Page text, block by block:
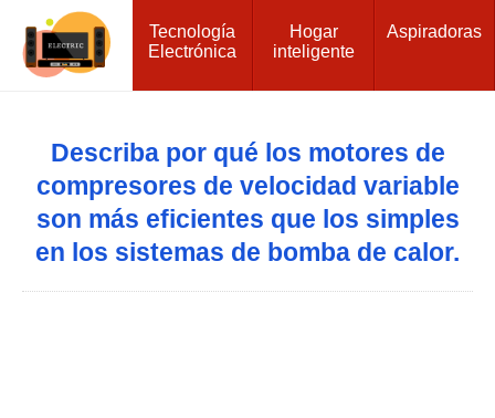
Tecnología
Electrónica
Hogar
inteligente
Aspiradoras
Describa por qué los motores de
compresores de velocidad variable
son más eficientes que los simples
en los sistemas de bomba de calor.